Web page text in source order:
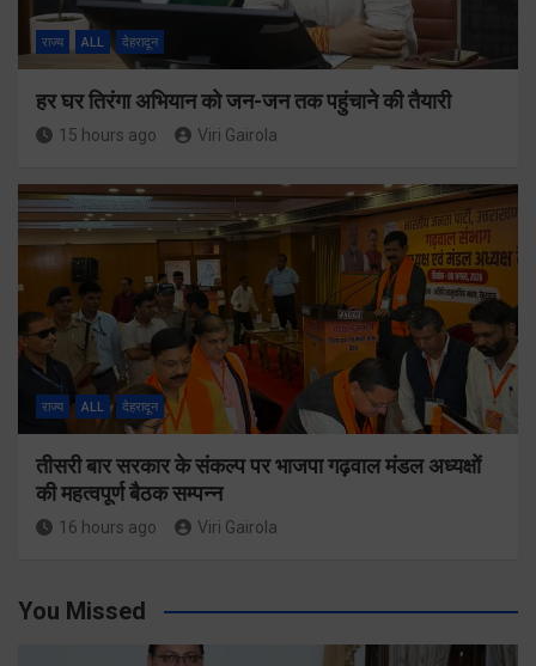
राज्य ALL देहरादून
हर घर तिरंगा अभियान को जन-जन तक पहुंचाने की तैयारी
15 hours ago Viri Gairola
राज्य ALL देहरादून
तीसरी बार सरकार के संकल्प पर भाजपा गढ़वाल मंडल अध्यक्षों
की महत्वपूर्ण बैठक सम्पन्न
16 hours ago Viri Gairola
You Missed